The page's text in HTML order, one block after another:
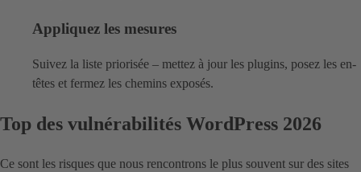
Appliquez les mesures
Suivez la liste priorisée – mettez à jour les plugins, posez les en-
têtes et fermez les chemins exposés.
Top des vulnérabilités WordPress 2026
Ce sont les risques que nous rencontrons le plus souvent sur des sites